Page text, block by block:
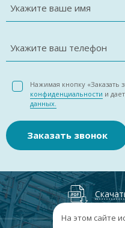
Укажите ваше имя
Укажите ваш телефон
Нажимая кнопку «Заказать
конфиденциальности и
данных.
Заказать звонок
На этом сайте